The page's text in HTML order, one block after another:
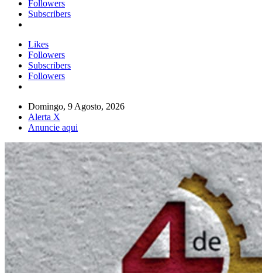
Followers
Subscribers
Likes
Followers
Subscribers
Followers
Domingo, 9 Agosto, 2026
Alerta X
Anuncie aqui